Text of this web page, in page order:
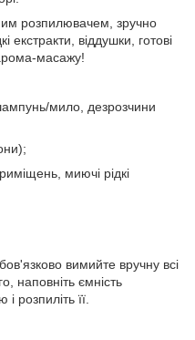
розпилювачем, зручно
екстракти, віддушки, готові
масажу!
мило, дезрозчини
миючі рідкі
вимийте вручну всі
наповніть ємність
розпиліть її.